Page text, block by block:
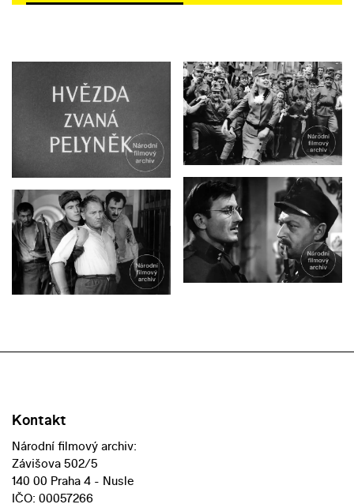
Kontakt
Národní filmový archiv:
Závišova 502/5
140 00 Praha 4 - Nusle
IČO: 00057266